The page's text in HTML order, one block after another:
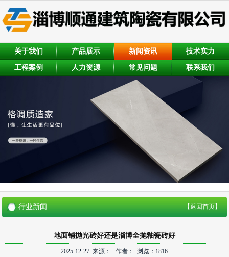
关于我们 产品展示 新闻资讯 技术实力
工程案例 人力资源 常见问题 联系我们
行业新闻 【返回首页】
地面铺抛光砖好还是淄博全抛釉瓷砖好
2025-12-27 来源： 作者： 浏览：1816